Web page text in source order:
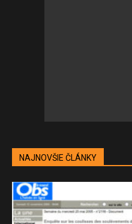
NAJNOVŠIE ČLÁNKY